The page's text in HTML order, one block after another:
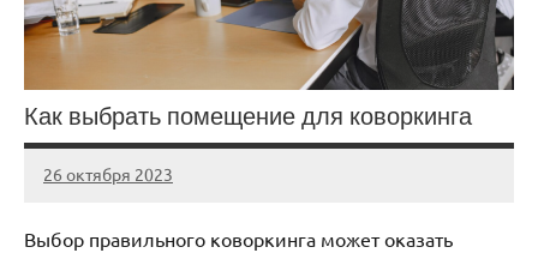
Как выбрать помещение для коворкинга
26 октября 2023
Avtor
Нет
Выбор правильного коворкинга может оказать